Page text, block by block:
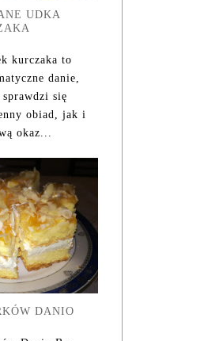
UDKA
kurczaka to
danie,
się
obiad, jak i
okaz...
DANIO